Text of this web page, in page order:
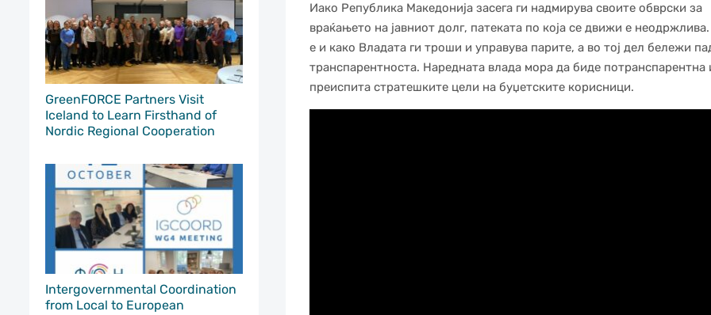
GreenFORCE Partners Visit
Iceland to Learn Firsthand of
Nordic Regional Cooperation
Intergovernmental Coordination
from Local to European
Иако Република Македонија засега ги надмирува своите обврски за
враќањето на јавниот долг, патеката по која се движи е
е и како Владата ги троши и управува парите, а во тој дел бележи
транспарентноста. Наредната влада мора да биде потранспарентна
преиспита стратешките цели на буџетските корисници.